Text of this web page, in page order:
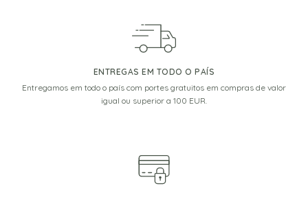
ENTREGAS EM TODO O PAÍS
Entregamos em todo o país com portes gratuitos em compras de valor
igual ou superior a 100 EUR.